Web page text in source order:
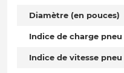
Diamètre (en pouces)
Indice de charge pneu
Indice de vitesse pneu